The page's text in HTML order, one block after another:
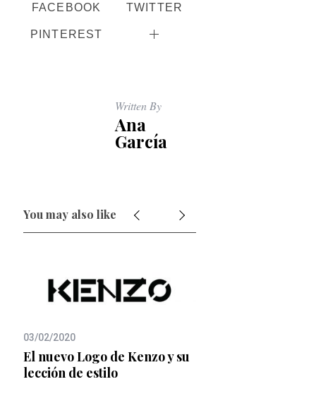
FACEBOOK TWITTER
PINTEREST
Written By
Ana
García
You may also like
03/02/2020
El nuevo Logo de Kenzo y su
lección de estilo